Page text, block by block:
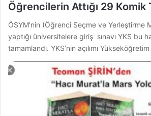
Öğrencilerin Attığı 29 Komik
ÖSYM’nin (Öğrenci Seçme ve Yerleştirme
yaptığı üniversitelere giriş sınavı YKS bu
tamamlandı. YKS’nin açılımı